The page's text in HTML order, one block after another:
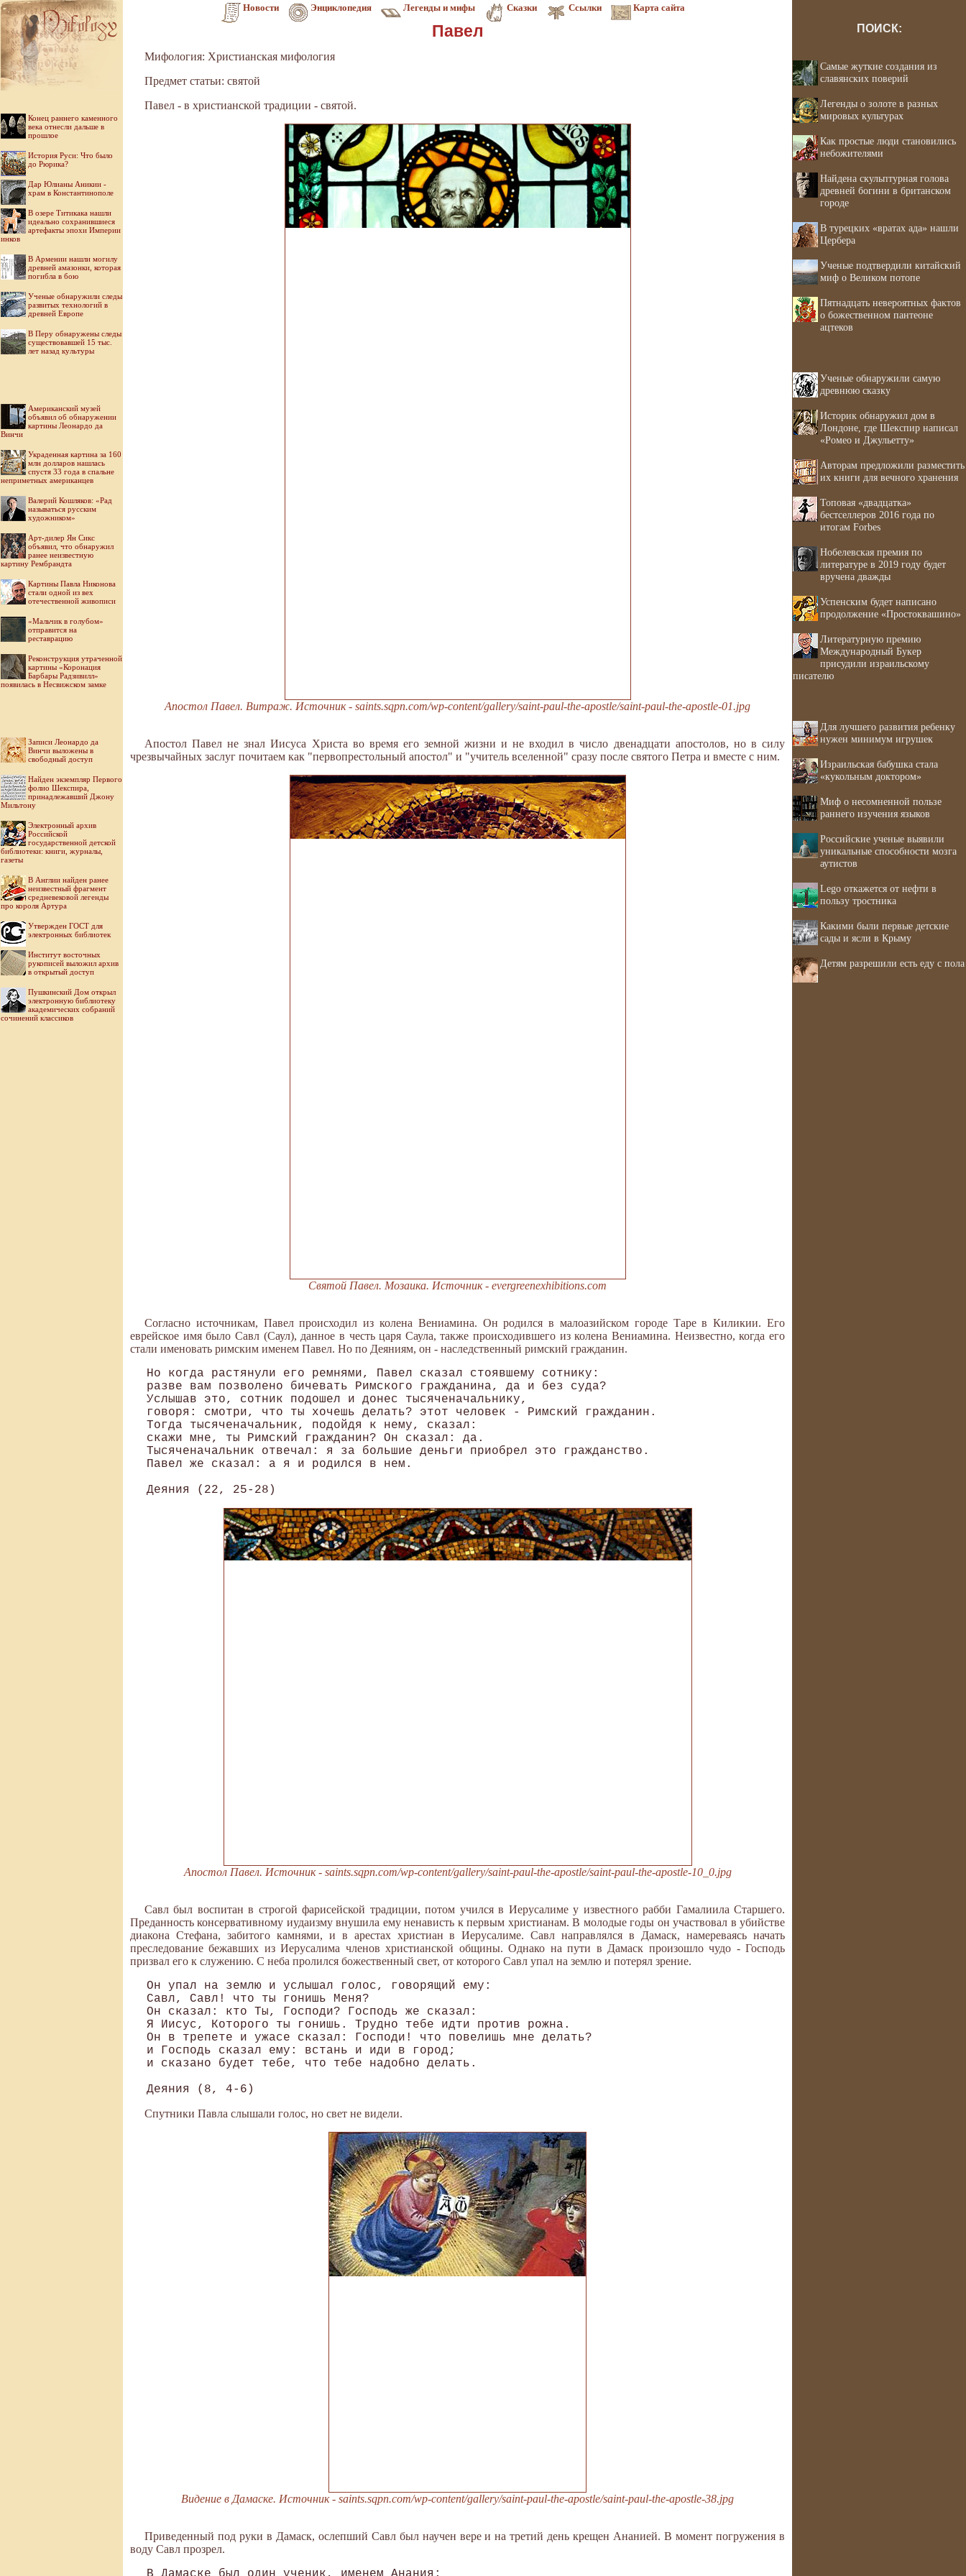
Новости Энциклопедия Легенды и мифы Сказки Ссылки Карта сайта
Конец раннего каменного
века отнесли дальше в
прошлое
История Руси: Что было
до Рюрика?
Дар Юлианы Аникии -
храм в Константинополе
В озере Титикака нашли
идеально сохранившиеся
артефакты эпохи Империи
инков
В Армении нашли могилу
древней амазонки, которая
погибла в бою
Ученые обнаружили следы
развитых технологий в
древней Европе
В Перу обнаружены следы
существовавшей 15 тыс.
лет назад культуры
Американский музей
объявил об обнаружении
картины Леонардо да
Винчи
Украденная картина за 160
млн долларов нашлась
спустя 33 года в спальне
неприметных американцев
Валерий Кошляков: «Рад
называться русским
художником»
Арт-дилер Ян Сикс
объявил, что обнаружил
ранее неизвестную
картину Рембрандта
Картины Павла Никонова
стали одной из вех
отечественной живописи
«Мальчик в голубом»
отправится на
реставрацию
Реконструкция утраченной
картины «Коронация
Барбары Радзивилл»
появилась в Несвижском замке
Записи Леонардо да
Винчи выложены в
свободный доступ
Найден экземпляр Первого
фолио Шекспира,
принадлежавший Джону
Мильтону
Электронный архив
Российской
государственной детской
библиотеки: книги, журналы,
газеты
В Англии найден ранее
неизвестный фрагмент
средневековой легенды
про короля Артура
Утвержден ГОСТ для
электронных библиотек
Институт восточных
рукописей выложил архив
в открытый доступ
Пушкинский Дом открыл
электронную библиотеку
академических собраний
сочинений классиков
Павел
Мифология: Христианская мифология
Предмет статьи: святой
Павел - в христианской традиции - святой.
Апостол Павел. Витраж. Источник - saints.sqpn.com/wp-content/gallery/saint-paul-the-apostle/saint-paul-the-apostle-01.jpg
Апостол Павел не знал Иисуса Христа во время его земной жизни и не входил в число двенадцати апостолов, но в силу
чрезвычайных заслуг почитаем как "первопрестольный апостол" и "учитель вселенной" сразу после святого Петра и вместе с ним.
Святой Павел. Мозаика. Источник - evergreenexhibitions.com
Согласно источникам, Павел происходил из колена Вениамина. Он родился в малоазийском городе Таре в Киликии. Его
еврейское имя было Савл (Саул), данное в честь царя Саула, также происходившего из колена Вениамина. Неизвестно, когда его
стали именовать римским именем Павел. Но по Деяниям, он - наследственный римский гражданин.
Но когда растянули его ремнями, Павел сказал стоявшему сотнику:
разве вам позволено бичевать Римского гражданина, да и без суда?
Услышав это, сотник подошел и донес тысяченачальнику,
говоря: смотри, что ты хочешь делать? этот человек - Римский гражданин.
Тогда тысяченачальник, подойдя к нему, сказал:
скажи мне, ты Римский гражданин? Он сказал: да.
Тысяченачальник отвечал: я за большие деньги приобрел это гражданство.
Павел же сказал: а я и родился в нем.
Апостол Павел. Источник - saints.sqpn.com/wp-content/gallery/saint-paul-the-apostle/saint-paul-the-apostle-10_0.jpg
Савл был воспитан в строгой фарисейской традиции, потом учился в Иерусалиме у известного рабби Гамалиила Старшего.
Преданность консервативному иудаизму внушила ему ненависть к первым христианам. В молодые годы он участвовал в убийстве
диакона Стефана, забитого камнями, и в арестах христиан в Иерусалиме. Савл направлялся в Дамаск, намереваясь начать
преследование бежавших из Иерусалима членов христианской общины. Однако на пути в Дамаск произошло чудо - Господь
призвал его к служению. С неба пролился божественный свет, от которого Савл упал на землю и потерял зрение.
Он упал на землю и услышал голос, говорящий ему:
Савл, Савл! что ты гонишь Меня?
Он сказал: кто Ты, Господи? Господь же сказал:
Я Иисус, Которого ты гонишь. Трудно тебе идти против рожна.
Он в трепете и ужасе сказал: Господи! что повелишь мне делать?
и Господь сказал ему: встань и иди в город;
и сказано будет тебе, что тебе надобно делать.
Спутники Павла слышали голос, но свет не видели.
Видение в Дамаске. Источник - saints.sqpn.com/wp-content/gallery/saint-paul-the-apostle/saint-paul-the-apostle-38.jpg
Приведенный под руки в Дамаск, ослепший Савл был научен вере и на третий день крещен Ананией. В момент погружения в
воду Савл прозрел.
ПОИСК:
Самые жуткие создания из
славянских поверий
Легенды о золоте в разных
мировых культурах
Как простые люди становились
небожителями
Найдена скульптурная голова
древней богини в британском
городе
В турецких «вратах ада» нашли
Цербера
Ученые подтвердили китайский
миф о Великом потопе
Пятнадцать невероятных фактов
о божественном пантеоне
ацтеков
Ученые обнаружили самую
древнюю сказку
Историк обнаружил дом в
Лондоне, где Шекспир написал
«Ромео и Джульетту»
Авторам предложили разместить
их книги для вечного хранения
Топовая «двадцатка»
бестселлеров 2016 года по
итогам Forbes
Нобелевская премия по
литературе в 2019 году будет
вручена дважды
Успенским будет написано
продолжение «Простоквашино»
Литературную премию
Международный Букер
присудили израильскому
писателю
Для лучшего развития ребенку
нужен минимум игрушек
Израильская бабушка стала
«кукольным доктором»
Миф о несомненной пользе
раннего изучения языков
Российские ученые выявили
уникальные способности мозга
аутистов
Lego откажется от нефти в
пользу тростника
Какими были первые детские
сады и ясли в Крыму
Детям разрешили есть еду с пола